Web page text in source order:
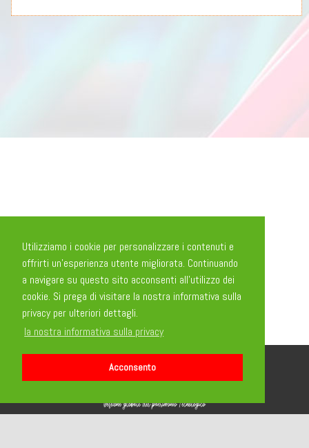
Utilizziamo i cookie per personalizzare i contenuti e
offrirti un'esperienza utente migliorata. Continuando
a navigare su questo sito acconsenti all'utilizzo dei
cookie. Si prega di visitare la nostra informativa sulla
privacy per ulteriori dettagli.
la nostra informativa sulla privacy
Acconsento